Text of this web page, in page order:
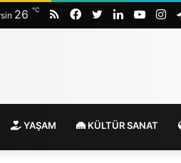
LinkedIn
Twitter
Facebook
RSS
26 ℃
YAŞAM KÜLTÜR SANAT